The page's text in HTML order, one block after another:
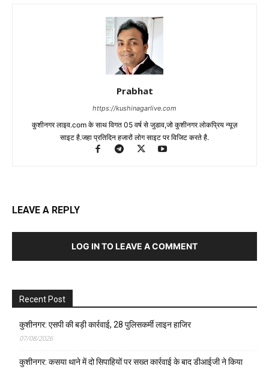
Prabhat
https://kushinagarlive.com
कुशीनगर लाइव.com के साथ विगत 05 वर्ष से जुडाव,जो कुशीनगर लोकप्रिय न्यूज़
साइट है.जहा प्रतिदिन हजारों लोग साइट पर विजिट करते है.
LEAVE A REPLY
LOG IN TO LEAVE A COMMENT
Recent Post
कुशीनगर: एसपी की बड़ी कार्रवाई, 28 पुलिसकर्मी लाइन हाजिर
07/08/2026
कुशीनगर: कसया थाने में दो सिपाहियों पर सख्त कार्रवाई के बाद डीआईजी ने किया